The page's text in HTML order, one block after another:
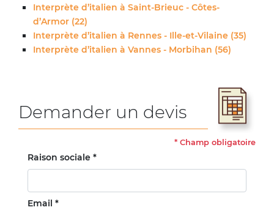
Interprète d’italien à Saint-Brieuc - Côtes-
d’Armor (22)
Interprète d’italien à Rennes - Ille-et-Vilaine (35)
Interprète d’italien à Vannes - Morbihan (56)
Demander un devis
* Champ obligatoire
Raison sociale *
Email *